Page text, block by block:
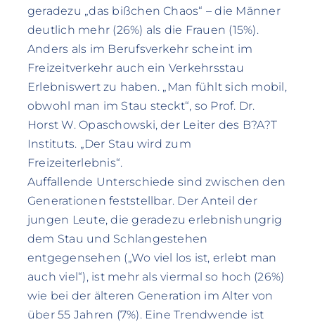
geradezu „das bißchen Chaos“ – die Männer
deutlich mehr (26%) als die Frauen (15%).
Anders als im Berufsverkehr scheint im
Freizeitverkehr auch ein Verkehrsstau
Erlebniswert zu haben. „Man fühlt sich mobil,
obwohl man im Stau steckt“, so Prof. Dr.
Horst W. Opaschowski, der Leiter des B?A?T
Instituts. „Der Stau wird zum
Freizeiterlebnis“.
Auffallende Unterschiede sind zwischen den
Generationen feststellbar. Der Anteil der
jungen Leute, die geradezu erlebnishungrig
dem Stau und Schlangestehen
entgegensehen („Wo viel los ist, erlebt man
auch viel“), ist mehr als viermal so hoch (26%)
wie bei der älteren Generation im Alter von
über 55 Jahren (7%). Eine Trendwende ist